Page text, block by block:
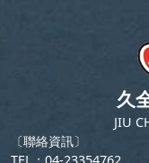
久
JIU
〔聯絡資訊〕